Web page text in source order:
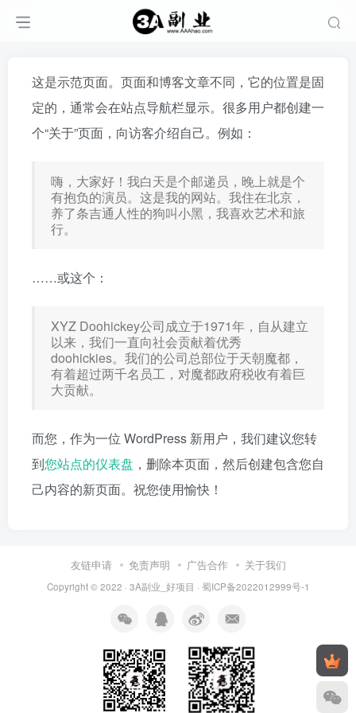
这是示范页面。页面和博客文章不同，它的位置是固
定的，通常会在站点导航栏显示。很多用户都创建一
个“关于”页面，向访客介绍自己。例如：
嗨，大家好！我白天是个邮递员，晚上就是个
有抱负的演员。这是我的网站。我住在北京，
养了条吉通人性的狗叫小黑，我喜欢艺术和旅
行。
……或这个：
XYZ Doohickey公司成立于1971年，自从建立
以来，我们一直向社会贡献着优秀
doohickies。我们的公司总部位于天朝魔都，
有着超过两千名员工，对魔都政府税收有着巨
大贡献。
而您，作为一位 WordPress 新用户，我们建议您转
到您站点的仪表盘 ，删除本页面，然后创建包含您自
己内容的新页面。祝您使用愉快！
友链申请 免责声明 广告合作 关于我们
Copyright © 2022 · 3A副业_好项目 · 蜀ICP备2022012999号-1